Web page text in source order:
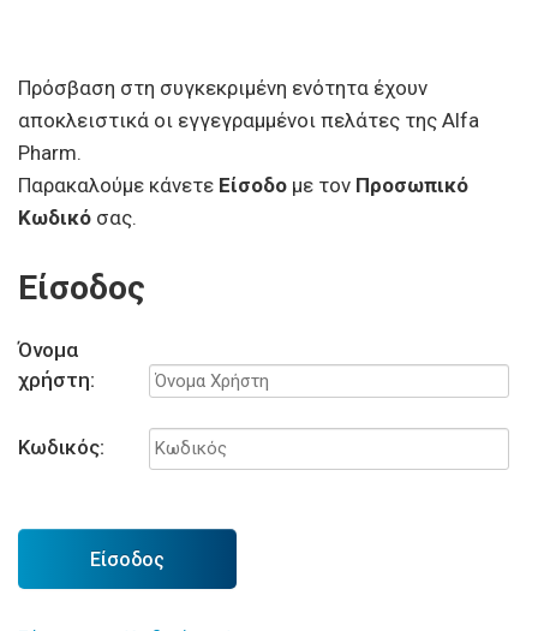
Πρόσβαση στη συγκεκριμένη ενότητα έχουν
αποκλειστικά οι εγγεγραμμένοι πελάτες της Alfa
Pharm.
Παρακαλούμε κάνετε Είσοδο με τον Προσωπικό
Κωδικό σας.
Είσοδος
Όνομα
χρήστη:
Κωδικός:
Είσοδος